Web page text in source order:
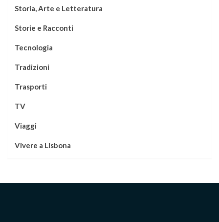
Storia, Arte e Letteratura
Storie e Racconti
Tecnologia
Tradizioni
Trasporti
TV
Viaggi
Vivere a Lisbona